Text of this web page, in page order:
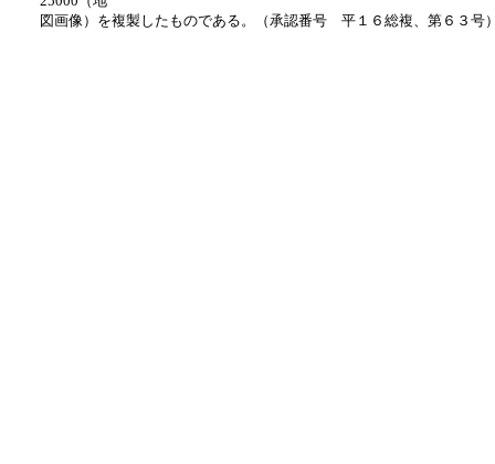
図画像）を複製したものである。（承認番号 平１６総複、第６３号